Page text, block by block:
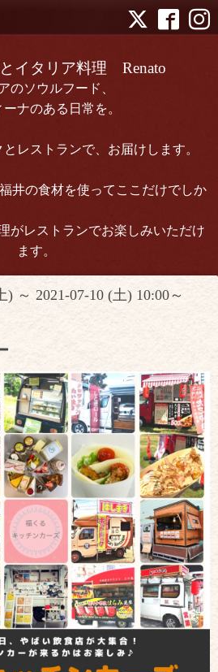
イタリア料理 Renato
のソウルフード、
ーナのある日常を。
レストランで、お届けします。
井の食材を使ってここだけでしか
がレストランでお楽しみいただけ
ます。
) ～ 2021-07-10 (土) 10:00～